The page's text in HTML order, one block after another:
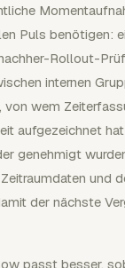
Puls benötigen:
Rollout-
internen
von wem
aufgezeichnet
genehmigt
und
der nächste
passt besser,